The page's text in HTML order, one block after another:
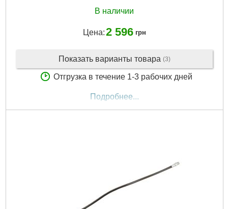
В наличии
Цена:2 596 грн
Показать варианты товара (3)
Отгрузка в течение 1-3 рабочих дней
Подробнее...